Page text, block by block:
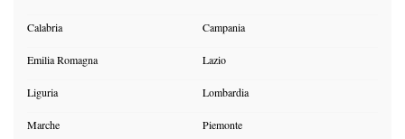
Calabria Campania
Emilia Romagna Lazio
Liguria Lombardia
Marche Piemonte